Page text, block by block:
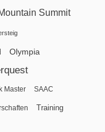
Summit
Olympia
Master SAAC
Training